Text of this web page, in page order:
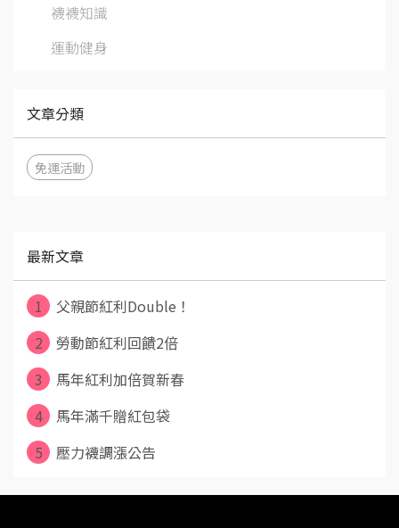
襪襪知識
運動健身
文章分類
免運活動
最新文章
1
父親節紅利Double！
2
勞動節紅利回饋2倍
3
馬年紅利加倍賀新春
4
馬年滿千贈紅包袋
5
壓力襪調漲公告